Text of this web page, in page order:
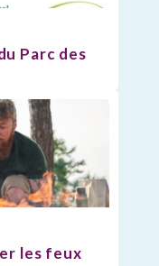
Parc des
les feux